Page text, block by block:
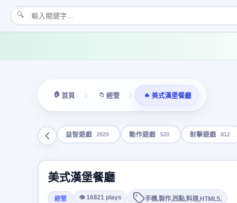
🔍
🏠 首頁 📁 經營 🔥 美式漢堡餐廳
益智遊戲 2829 動作遊戲 520 射擊遊戲 812
美式漢堡餐廳
經營 👁 16821 plays 手機,製作,西點,料理,HTML5,